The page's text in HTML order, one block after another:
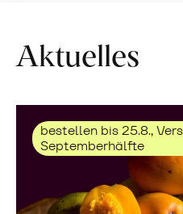
Aktuelles
bestellen bis 25.8.,
Septemberhälfte